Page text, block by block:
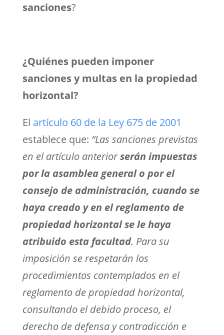
sanciones?
¿Quiénes pueden imponer
sanciones y multas en la propiedad
horizontal?
El artículo 60 de la Ley 675 de 2001
establece que: “Las sanciones previstas
en el artículo anteriorserán impuestas
por la asamblea general o por el
consejo de administración, cuando se
haya creado y en el reglamento de
propiedad horizontal se le haya
atribuido esta facultad. Para su
imposición se respetarán los
procedimientos contemplados en el
reglamento de propiedad horizontal,
consultando el debido proceso, el
derecho de defensa y contradicción e